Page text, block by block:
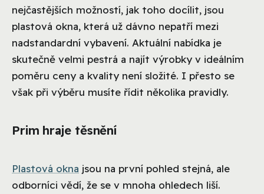
nejčastějších možností, jak toho docílit, jsou
plastová okna, která už dávno nepatří mezi
nadstandardní vybavení. Aktuální nabídka je
skutečně velmi pestrá a najít výrobky v ideálním
poměru ceny a kvality není složité. I přesto se
však při výběru musíte řídit několika pravidly.
Prim hraje těsnění
Plastová okna jsou na první pohled stejná, ale
odborníci vědí, že se v mnoha ohledech liší.